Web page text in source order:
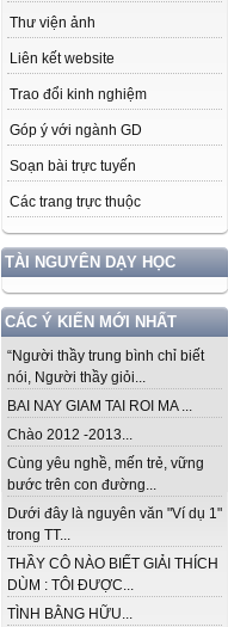
Thư viện ảnh
Liên kết website
Trao đổi kinh nghiệm
Góp ý với ngành GD
Soạn bài trực tuyến
Các trang trực thuộc
TÀI NGUYÊN DẠY HỌC
CÁC Ý KIẾN MỚI NHẤT
“Người thầy trung bình chỉ biết
nói, Người thầy giỏi...
BAI NAY GIAM TAI ROI MA ...
Chào 2012 -2013...
Cùng yêu nghề, mến trẻ, vững
bước trên con đường...
Dưới đây là nguyên văn "Ví dụ 1"
trong TT...
THẦY CÔ NÀO BIẾT GIẢI THÍCH
DÙM : TÔI ĐƯỢC...
TÌNH BẰNG HỮU...